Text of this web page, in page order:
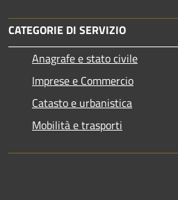
CATEGORIE DI SERVIZIO
Anagrafe e stato civile
Imprese e Commercio
Catasto e urbanistica
Mobilità e trasporti